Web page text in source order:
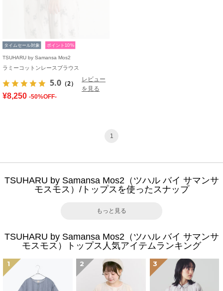
タイムセール対象 ポイント10%
TSUHARU by Samansa Mos2
ラミーコットンレースブラウス
5.0 （2）
レビュー
を見る
¥8,250 -50%OFF-
1
TSUHARU by Samansa Mos2（ツハル バイ サマンサ
モスモス）/トップスを使ったスナップ
もっと見る
TSUHARU by Samansa Mos2（ツハル バイ サマンサ
モスモス）トップス人気アイテムランキング
1 2 3